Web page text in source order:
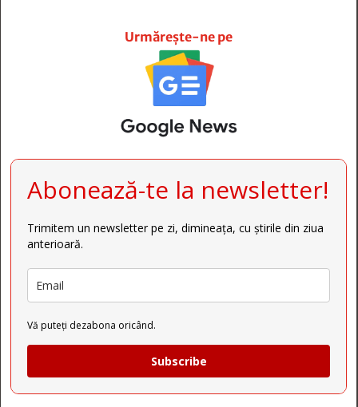
Urmărește-ne pe
Abonează-te la newsletter!
Trimitem un newsletter pe zi, dimineața, cu știrile din ziua
anterioară.
Vă puteți dezabona oricând.
Subscribe